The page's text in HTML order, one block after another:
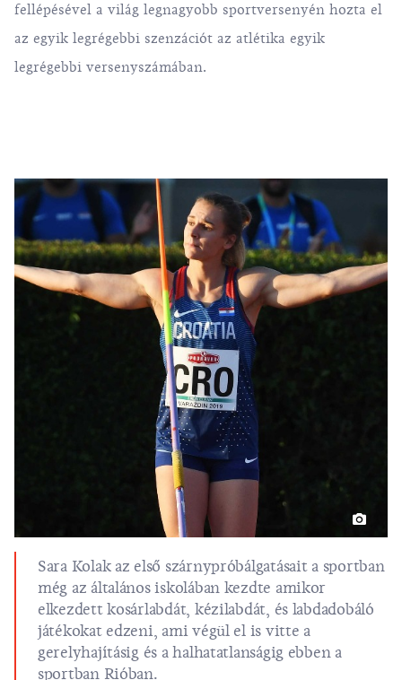
fellépésével a világ legnagyobb sportversenyén hozta el
az egyik legrégebbi szenzációt az atlétika egyik
legrégebbi versenyszámában.
Sara Kolak az első szárnypróbálgatásait a sportban
még az általános iskolában kezdte amikor
elkezdett kosárlabdát, kézilabdát, és labdadobáló
játékokat edzeni, ami végül el is vitte a
gerelyhajításig és a halhatatlanságig ebben a
sportban Rióban.